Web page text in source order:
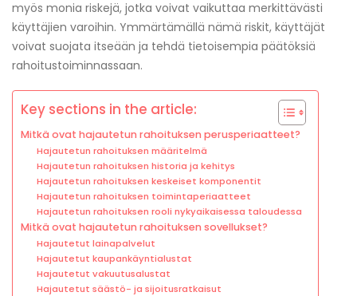
myös monia riskejä, jotka voivat vaikuttaa merkittävästi
käyttäjien varoihin. Ymmärtämällä nämä riskit, käyttäjät
voivat suojata itseään ja tehdä tietoisempia päätöksiä
rahoitustoiminnassaan.
Key sections in the article:
Mitkä ovat hajautetun rahoituksen perusperiaatteet?
Hajautetun rahoituksen määritelmä
Hajautetun rahoituksen historia ja kehitys
Hajautetun rahoituksen keskeiset komponentit
Hajautetun rahoituksen toimintaperiaatteet
Hajautetun rahoituksen rooli nykyaikaisessa taloudessa
Mitkä ovat hajautetun rahoituksen sovellukset?
Hajautetut lainapalvelut
Hajautetut kaupankäyntialustat
Hajautetut vakuutusalustat
Hajautetut säästö- ja sijoitusratkaisut